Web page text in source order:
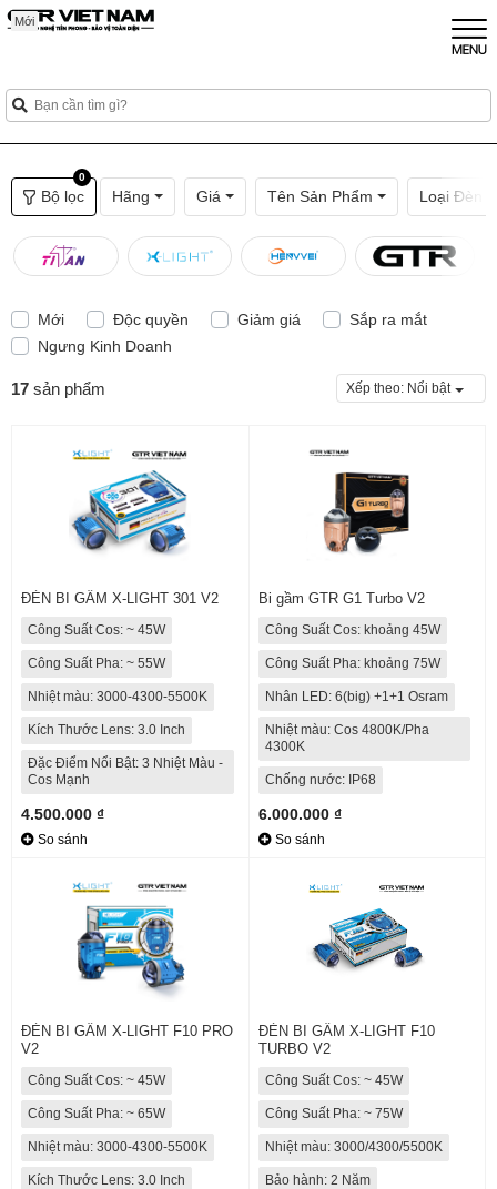
Bộ lọc
0
Hãng Giá Tên Sản Phẩm Loại Đèn
Mới Độc quyền Giảm giá
Sắp ra mắt
Ngưng Kinh Doanh
17 sản phẩm Xếp theo: Nổi bật
Mới
ĐÈN BI GẦM X-LIGHT 301 V2
Công Suất Cos: ~ 45W
Công Suất Pha: ~ 55W
Nhiệt màu: 3000-4300-5500K
Kích Thước Lens: 3.0 Inch
Đặc Điểm Nổi Bật: 3 Nhiệt Màu -
Cos Mạnh
4.500.000 ₫
So sánh
Bi gầm GTR G1 Turbo V2
Công Suất Cos: khoảng 45W
Công Suất Pha: khoảng 75W
Nhân LED: 6(big) +1+1 Osram
Nhiệt màu: Cos 4800K/Pha
4300K
Chống nước: IP68
6.000.000 ₫
So sánh
Mới
ĐÈN BI GẦM X-LIGHT F10 PRO
V2
Công Suất Cos: ~ 45W
Công Suất Pha: ~ 65W
Nhiệt màu: 3000-4300-5500K
Kích Thước Lens: 3.0 Inch
Mới
ĐÈN BI GẦM X-LIGHT F10
TURBO V2
Công Suất Cos: ~ 45W
Công Suất Pha: ~ 75W
Nhiệt màu: 3000/4300/5500K
Bảo hành: 2 Năm
Mới